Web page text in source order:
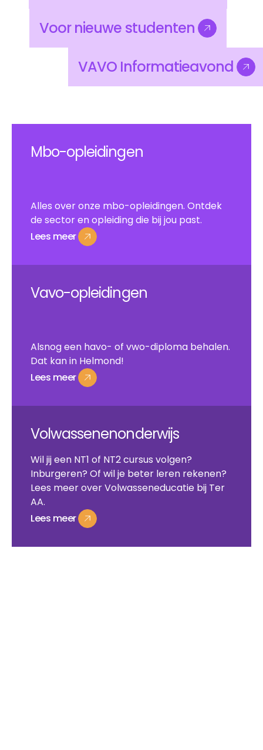
Agenda
Meelopen
nieuwestudenten
Voor nieuwe studenten
VAVO Informatieavond
Mbo-opleidingen
Alles over onze mbo-opleidingen. Ontdek
de sector en opleiding die bij jou past.
Leesmeer
Lees meer
Vavo-opleidingen
Alsnog een havo- of vwo-diploma behalen.
Dat kan in Helmond!
Leesmeer
Lees meer
Volwassenenonderwijs
Wil jij een NT1 of NT2 cursus volgen?
Inburgeren? Of wil je beter leren rekenen?
Lees meer over Volwasseneducatie bij Ter
AA.
Leesmeer
Lees meer